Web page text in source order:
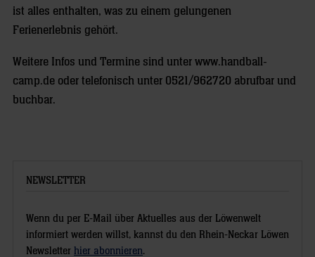
ist alles enthalten, was zu einem gelungenen
Ferienerlebnis gehört.
Weitere Infos und Termine sind unter www.handball-
camp.de oder telefonisch unter 0521/962720 abrufbar und
buchbar.
NEWSLETTER
Wenn du per E-Mail über Aktuelles aus der Löwenwelt
informiert werden willst, kannst du den Rhein-Neckar Löwen
Newsletter hier abonnieren.